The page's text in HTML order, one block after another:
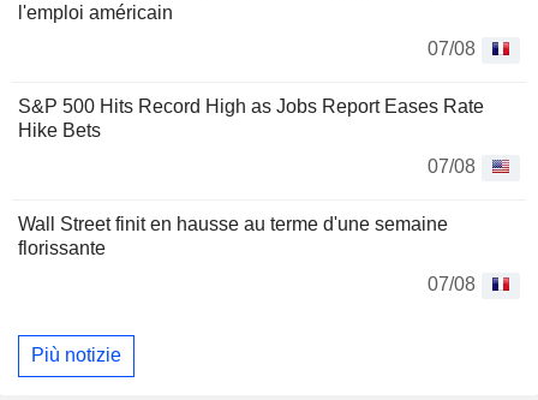
l'emploi américain
07/08
S&P 500 Hits Record High as Jobs Report Eases Rate
Hike Bets
07/08
Wall Street finit en hausse au terme d'une semaine
florissante
07/08
Più notizie